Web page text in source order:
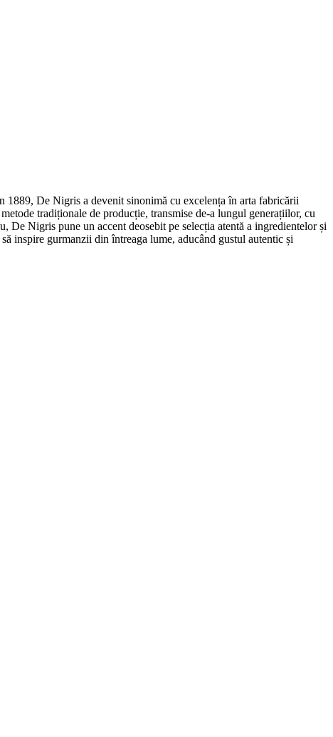
1889, De Nigris a devenit sinonimă cu excelența în arta fabricării
tradiționale de producție, transmise de-a lungul generațiilor, cu
De Nigris pune un accent deosebit pe selecția atentă a ingredientelor și
inspire gurmanzii din întreaga lume, aducând gustul autentic și